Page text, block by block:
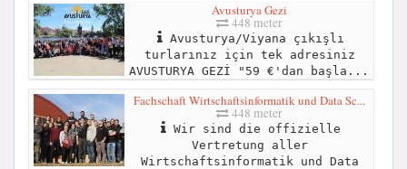
Avusturya Gezi
448 meter
Avusturya/Viyana çıkışlı
turlarınız için tek adresiniz
AVUSTURYA GEZİ "59 €'dan başla...
Fachschaft Wirtschaftsinformatik und Data Sc...
448 meter
Wir sind die offizielle
Vertretung aller
Wirtschaftsinformatik und Data